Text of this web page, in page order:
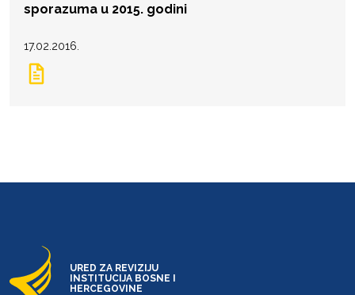
sporazuma u 2015. godini
17.02.2016.
URED ZA REVIZIJU
INSTITUCIJA BOSNE I
HERCEGOVINE